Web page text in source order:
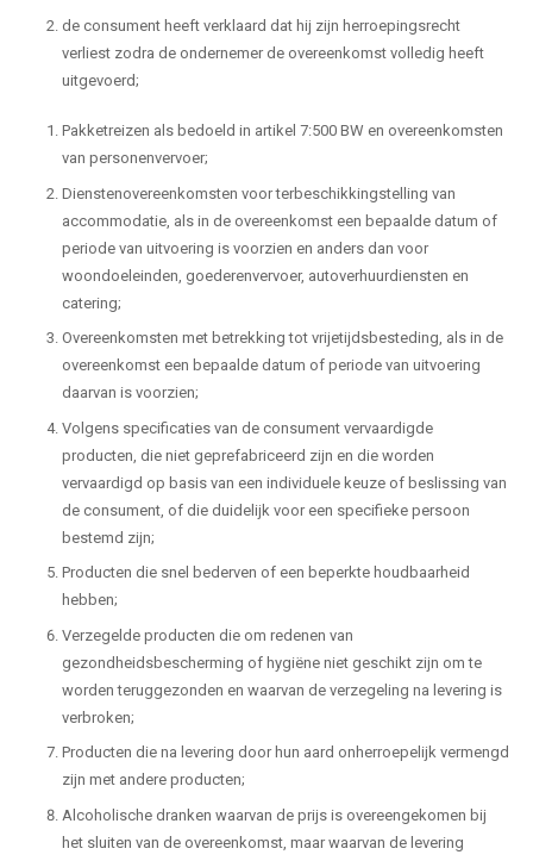
de consument heeft verklaard dat hij zijn herroepingsrecht
verliest zodra de ondernemer de overeenkomst volledig heeft
uitgevoerd;
Pakketreizen als bedoeld in artikel 7:500 BW en overeenkomsten
van personenvervoer;
Dienstenovereenkomsten voor terbeschikkingstelling van
accommodatie, als in de overeenkomst een bepaalde datum of
periode van uitvoering is voorzien en anders dan voor
woondoeleinden, goederenvervoer, autoverhuurdiensten en
catering;
Overeenkomsten met betrekking tot vrijetijdsbesteding, als in de
overeenkomst een bepaalde datum of periode van uitvoering
daarvan is voorzien;
Volgens specificaties van de consument vervaardigde
producten, die niet geprefabriceerd zijn en die worden
vervaardigd op basis van een individuele keuze of beslissing van
de consument, of die duidelijk voor een specifieke persoon
bestemd zijn;
Producten die snel bederven of een beperkte houdbaarheid
hebben;
Verzegelde producten die om redenen van
gezondheidsbescherming of hygiëne niet geschikt zijn om te
worden teruggezonden en waarvan de verzegeling na levering is
verbroken;
Producten die na levering door hun aard onherroepelijk vermengd
zijn met andere producten;
Alcoholische dranken waarvan de prijs is overeengekomen bij
het sluiten van de overeenkomst, maar waarvan de levering